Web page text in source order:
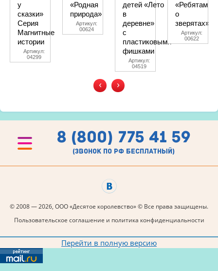
у
сказки»
Серия
Магнитные
истории
Артикул:
04299
«Родная
природа»
Артикул:
00624
детей «Лето
в
деревне»
с
пластиковыми
фишками
Артикул:
04519
«Ребятам
о
зверятах»
Артикул:
00622
‹ ›
8 (800) 775 41 59
(звонок по рф бесплатный)
© 2008 — 2026, ООО «Десятое королевство» © Все права защищены.
Пользовательское соглашение и политика конфиденциальности
Перейти в полную версию